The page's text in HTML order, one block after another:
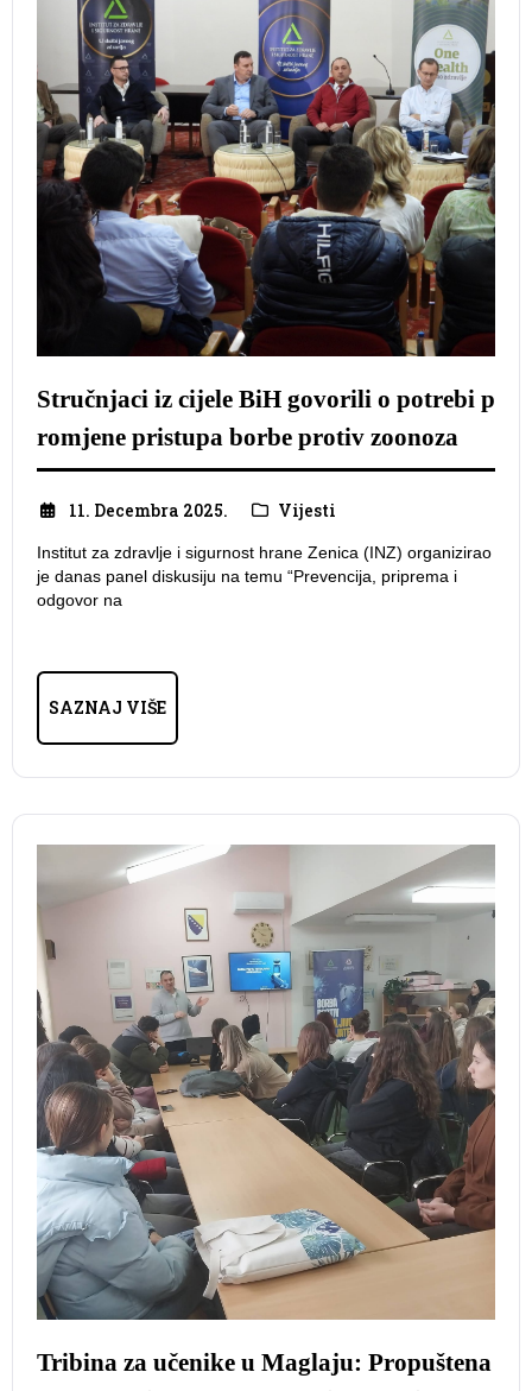
Stručnjaci iz cijele BiH govorili o potrebi p
romjene pristupa borbe protiv zoonoza
11. Decembra 2025. Vijesti
Institut za zdravlje i sigurnost hrane Zenica (INZ) organizirao
je danas panel diskusiju na temu “Prevencija, priprema i
odgovor na
SAZNAJ VIŠE
Tribina za učenike u Maglaju: Propuštena